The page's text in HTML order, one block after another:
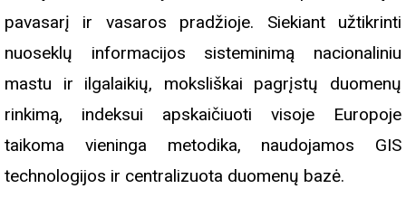
pavasarį ir vasaros pradžioje. Siekiant užtikrinti
nuoseklų informacijos sisteminimą nacionaliniu
mastu ir ilgalaikių, moksliškai pagrįstų duomenų
rinkimą, indeksui apskaičiuoti visoje Europoje
taikoma vieninga metodika, naudojamos GIS
technologijos ir centralizuota duomenų bazė.